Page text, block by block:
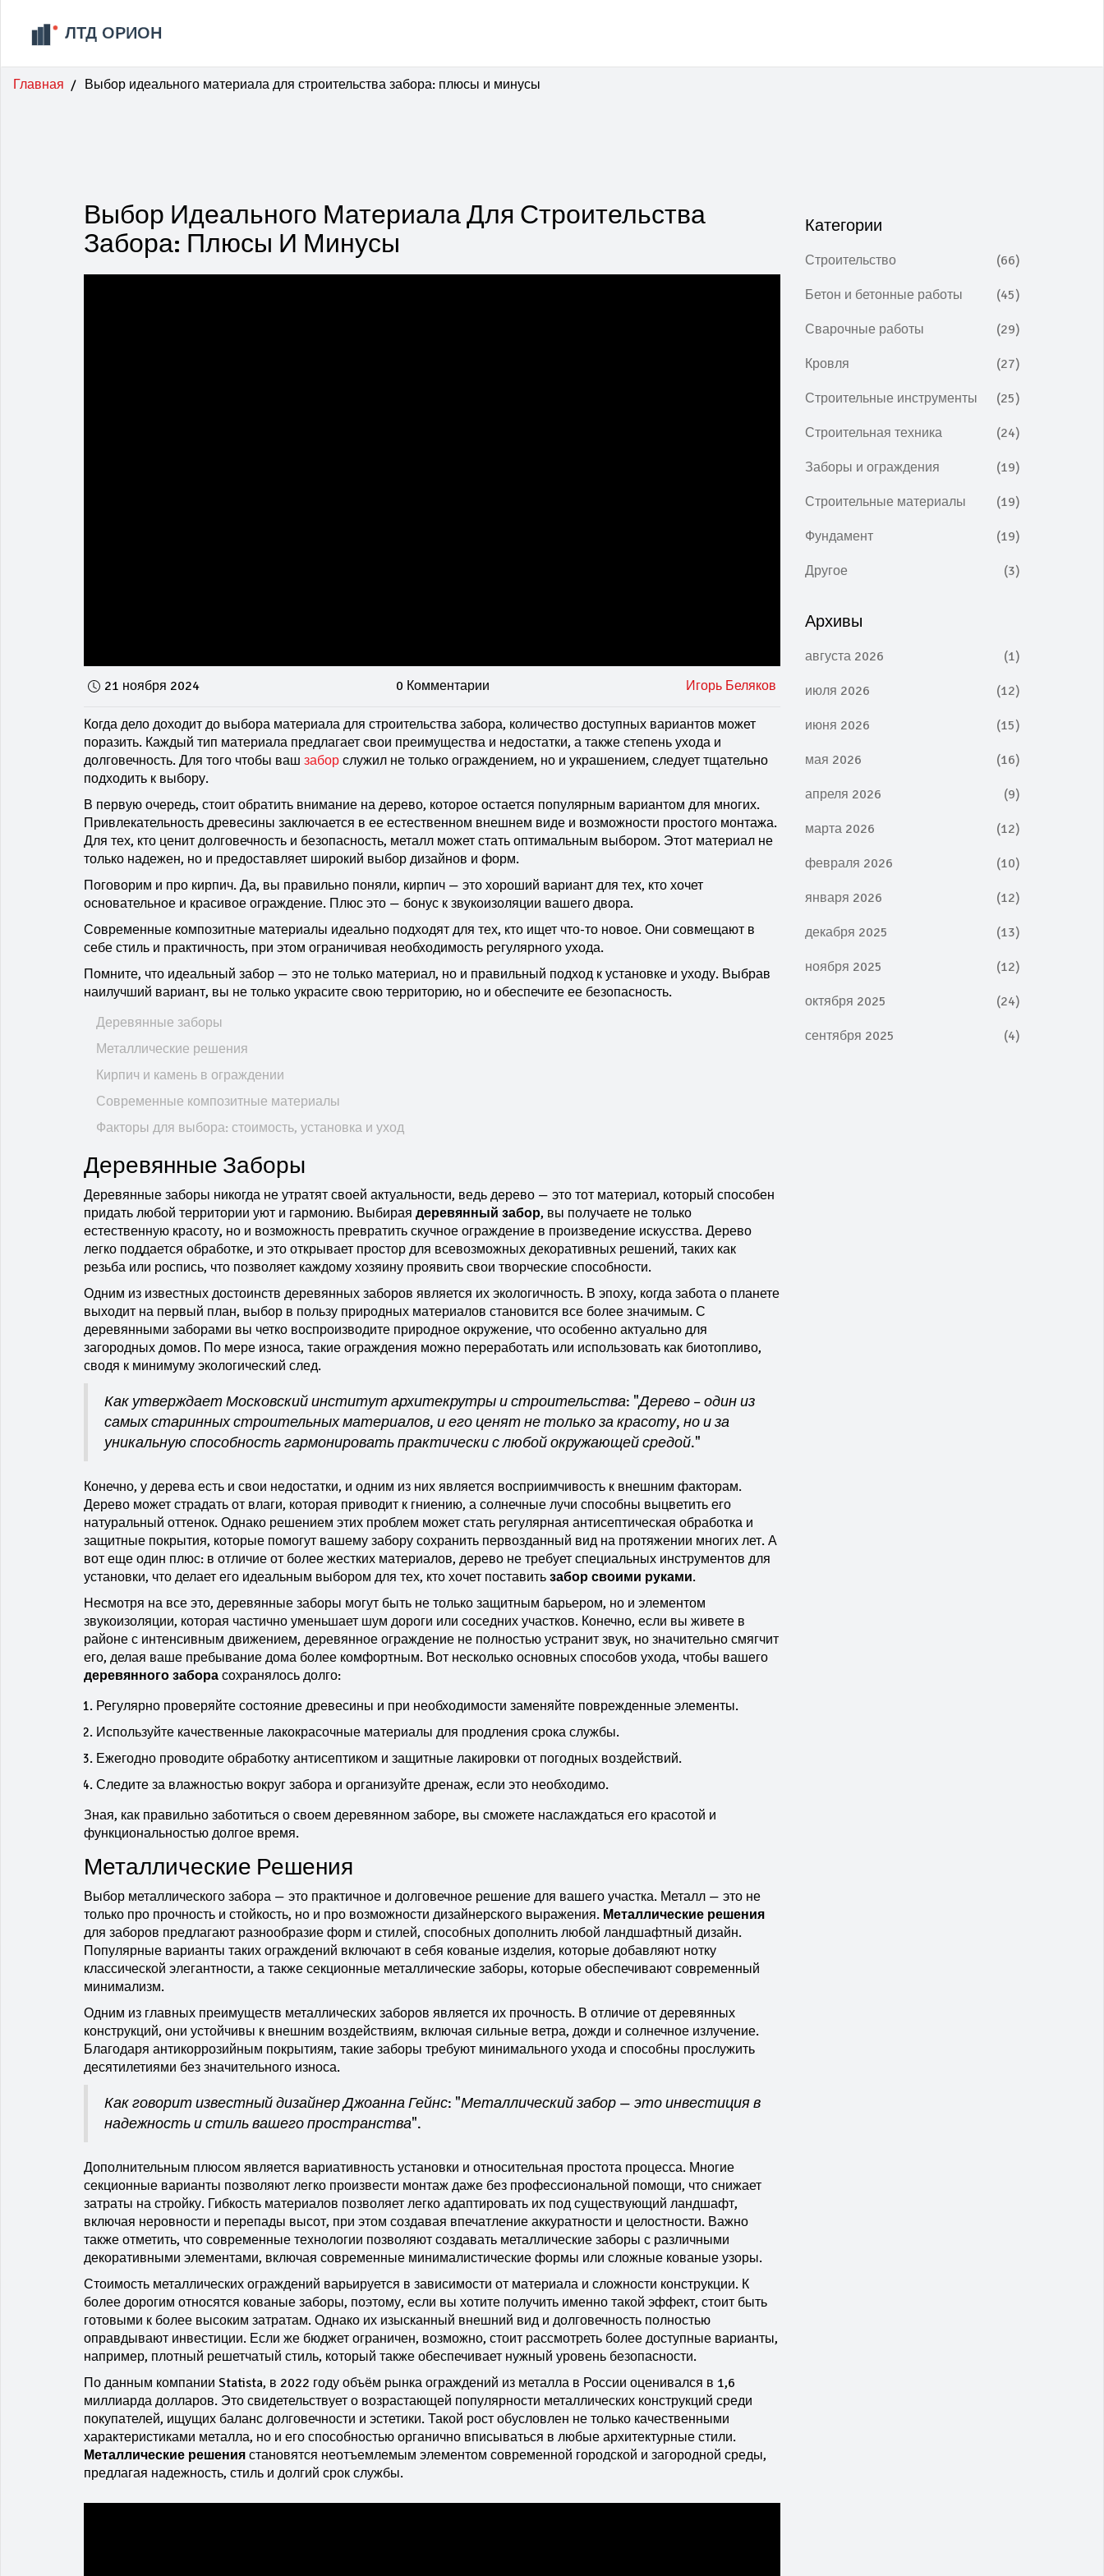
Главная Выбор идеального материала для строительства забора: плюсы и минусы
Выбор Идеального Материала Для Строительства
Забора: Плюсы И Минусы
21 ноября 2024 0 Комментарии Игорь Беляков
Когда дело доходит до выбора материала для строительства забора, количество доступных вариантов может
поразить. Каждый тип материала предлагает свои преимущества и недостатки, а также степень ухода и
долговечность. Для того чтобы ваш забор служил не только ограждением, но и украшением, следует тщательно
подходить к выбору.
В первую очередь, стоит обратить внимание на дерево, которое остается популярным вариантом для многих.
Привлекательность древесины заключается в ее естественном внешнем виде и возможности простого монтажа.
Для тех, кто ценит долговечность и безопасность, металл может стать оптимальным выбором. Этот материал не
только надежен, но и предоставляет широкий выбор дизайнов и форм.
Поговорим и про кирпич. Да, вы правильно поняли, кирпич — это хороший вариант для тех, кто хочет
основательное и красивое ограждение. Плюс это — бонус к звукоизоляции вашего двора.
Современные композитные материалы идеально подходят для тех, кто ищет что-то новое. Они совмещают в
себе стиль и практичность, при этом ограничивая необходимость регулярного ухода.
Помните, что идеальный забор — это не только материал, но и правильный подход к установке и уходу. Выбрав
наилучший вариант, вы не только украсите свою территорию, но и обеспечите ее безопасность.
Деревянные заборы
Металлические решения
Кирпич и камень в ограждении
Современные композитные материалы
Факторы для выбора: стоимость, установка и уход
Деревянные Заборы
Деревянные заборы никогда не утратят своей актуальности, ведь дерево — это тот материал, который способен
придать любой территории уют и гармонию. Выбирая деревянный забор, вы получаете не только
естественную красоту, но и возможность превратить скучное ограждение в произведение искусства. Дерево
легко поддается обработке, и это открывает простор для всевозможных декоративных решений, таких как
резьба или роспись, что позволяет каждому хозяину проявить свои творческие способности.
Одним из известных достоинств деревянных заборов является их экологичность. В эпоху, когда забота о планете
выходит на первый план, выбор в пользу природных материалов становится все более значимым. С
деревянными заборами вы четко воспроизводите природное окружение, что особенно актуально для
загородных домов. По мере износа, такие ограждения можно переработать или использовать как биотопливо,
сводя к минимуму экологический след.
Как утверждает Московский институт архитекрутры и строительства: "Дерево – один из
самых старинных строительных материалов, и его ценят не только за красоту, но и за
уникальную способность гармонировать практически с любой окружающей средой."
Конечно, у дерева есть и свои недостатки, и одним из них является восприимчивость к внешним факторам.
Дерево может страдать от влаги, которая приводит к гниению, а солнечные лучи способны выцветить его
натуральный оттенок. Однако решением этих проблем может стать регулярная антисептическая обработка и
защитные покрытия, которые помогут вашему забору сохранить первозданный вид на протяжении многих лет. А
вот еще один плюс: в отличие от более жестких материалов, дерево не требует специальных инструментов для
установки, что делает его идеальным выбором для тех, кто хочет поставить забор своими руками.
Несмотря на все это, деревянные заборы могут быть не только защитным барьером, но и элементом
звукоизоляции, которая частично уменьшает шум дороги или соседних участков. Конечно, если вы живете в
районе с интенсивным движением, деревянное ограждение не полностью устранит звук, но значительно смягчит
его, делая ваше пребывание дома более комфортным. Вот несколько основных способов ухода, чтобы вашего
деревянного забора сохранялось долго:
Регулярно проверяйте состояние древесины и при необходимости заменяйте поврежденные элементы.
Используйте качественные лакокрасочные материалы для продления срока службы.
Ежегодно проводите обработку антисептиком и защитные лакировки от погодных воздействий.
Следите за влажностью вокруг забора и организуйте дренаж, если это необходимо.
Зная, как правильно заботиться о своем деревянном заборе, вы сможете наслаждаться его красотой и
функциональностью долгое время.
Металлические Решения
Выбор металлического забора — это практичное и долговечное решение для вашего участка. Металл — это не
только про прочность и стойкость, но и про возможности дизайнерского выражения. Металлические решения
для заборов предлагают разнообразие форм и стилей, способных дополнить любой ландшафтный дизайн.
Популярные варианты таких ограждений включают в себя кованые изделия, которые добавляют нотку
классической элегантности, а также секционные металлические заборы, которые обеспечивают современный
минимализм.
Одним из главных преимуществ металлических заборов является их прочность. В отличие от деревянных
конструкций, они устойчивы к внешним воздействиям, включая сильные ветра, дожди и солнечное излучение.
Благодаря антикоррозийным покрытиям, такие заборы требуют минимального ухода и способны прослужить
десятилетиями без значительного износа.
Как говорит известный дизайнер Джоанна Гейнс: "Металлический забор — это инвестиция в
надежность и стиль вашего пространства".
Дополнительным плюсом является вариативность установки и относительная простота процесса. Многие
секционные варианты позволяют легко произвести монтаж даже без профессиональной помощи, что снижает
затраты на стройку. Гибкость материалов позволяет легко адаптировать их под существующий ландшафт,
включая неровности и перепады высот, при этом создавая впечатление аккуратности и целостности. Важно
также отметить, что современные технологии позволяют создавать металлические заборы с различными
декоративными элементами, включая современные минималистические формы или сложные кованые узоры.
Стоимость металлических ограждений варьируется в зависимости от материала и сложности конструкции. К
более дорогим относятся кованые заборы, поэтому, если вы хотите получить именно такой эффект, стоит быть
готовыми к более высоким затратам. Однако их изысканный внешний вид и долговечность полностью
оправдывают инвестиции. Если же бюджет ограничен, возможно, стоит рассмотреть более доступные варианты,
например, плотный решетчатый стиль, который также обеспечивает нужный уровень безопасности.
По данным компании Statista, в 2022 году объём рынка ограждений из металла в России оценивался в 1,6
миллиарда долларов. Это свидетельствует о возрастающей популярности металлических конструкций среди
покупателей, ищущих баланс долговечности и эстетики. Такой рост обусловлен не только качественными
характеристиками металла, но и его способностью органично вписываться в любые архитектурные стили.
Металлические решения становятся неотъемлемым элементом современной городской и загородной среды,
предлагая надежность, стиль и долгий срок службы.
Категории
Строительство (66)
Бетон и бетонные работы (45)
Сварочные работы (29)
Кровля (27)
Строительные инструменты (25)
Строительная техника (24)
Заборы и ограждения (19)
Строительные материалы (19)
Фундамент (19)
Другое (3)
Архивы
августа 2026 (1)
июля 2026 (12)
июня 2026 (15)
мая 2026 (16)
апреля 2026 (9)
марта 2026 (12)
февраля 2026 (10)
января 2026 (12)
декабря 2025 (13)
ноября 2025 (12)
октября 2025 (24)
сентября 2025 (4)